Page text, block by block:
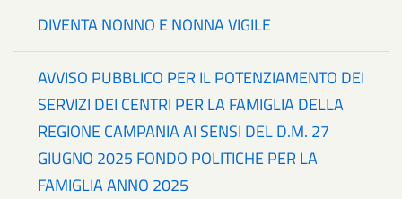
DIVENTA NONNO E NONNA VIGILE
AVVISO PUBBLICO PER IL POTENZIAMENTO DEI
SERVIZI DEI CENTRI PER LA FAMIGLIA DELLA
REGIONE CAMPANIA AI SENSI DEL D.M. 27
GIUGNO 2025 FONDO POLITICHE PER LA
FAMIGLIA ANNO 2025